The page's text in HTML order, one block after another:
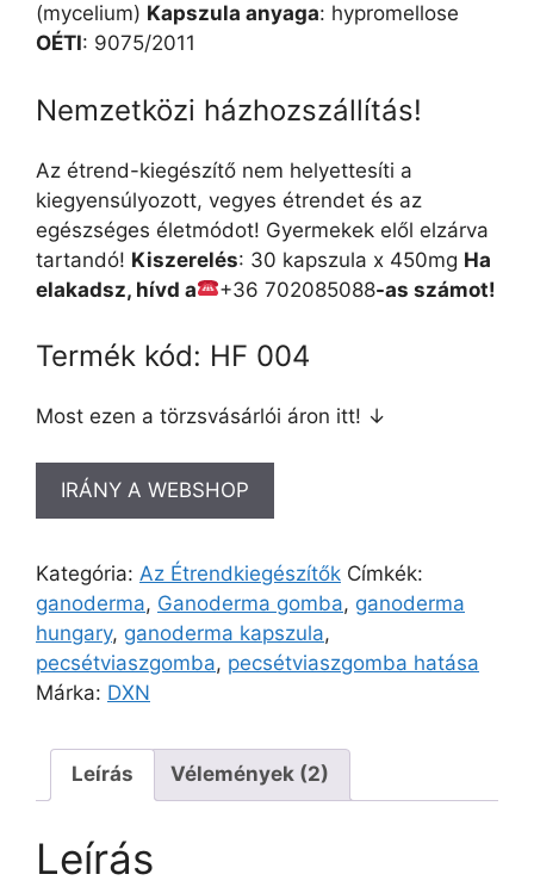
(mycelium) Kapszula anyaga: hypromellose
OÉTI: 9075/2011
Nemzetközi házhozszállítás!
Az étrend-kiegészítő nem helyettesíti a
kiegyensúlyozott, vegyes étrendet és az
egészséges életmódot! Gyermekek elől elzárva
tartandó! Kiszerelés: 30 kapszula x 450mg Ha
elakadsz, hívd a
+36 702085088-as számot!
Termék kód: HF 004
Most ezen a törzsvásárlói áron itt! ↓
IRÁNY A WEBSHOP
Kategória: Az Étrendkiegészítők Címkék:
ganoderma, Ganoderma gomba, ganoderma
hungary, ganoderma kapszula,
pecsétviaszgomba, pecsétviaszgomba hatása
Márka: DXN
Leírás Vélemények (2)
Leírás